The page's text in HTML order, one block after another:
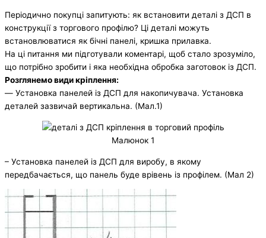
Періодично покупці запитують: як встановити деталі з ДСП в
конструкції з торгового профілю? Ці деталі можуть
встановлюватися як бічні панелі, кришка прилавка.
На ці питання ми підготували коментарі, щоб стало зрозуміло,
що потрібно зробити і яка необхідна обробка заготовок із ДСП.
Розглянемо види кріплення:
― Установка панелей із ДСП для накопичувача. Установка
деталей зазвичай вертикальна. (Мал.1)
Малюнок 1
– Установка панелей із ДСП для виробу, в якому
передбачається, що панель буде врівень із профілем. (Мал 2)